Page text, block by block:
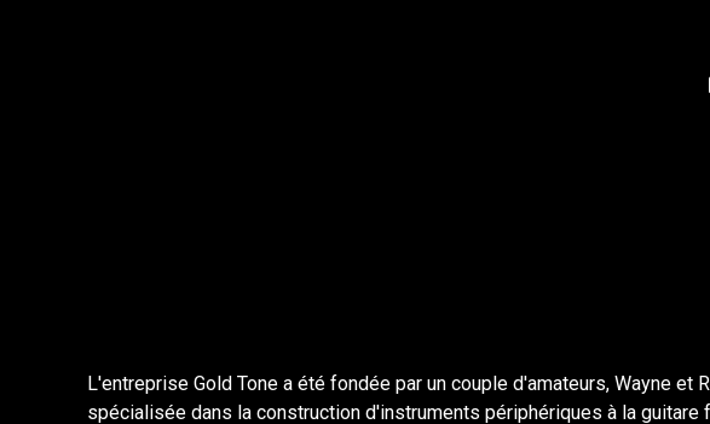
L'entreprise Gold Tone a été fondée par un couple d'amateurs, Wayne
spécialisée dans la construction d'instruments périphériques à la